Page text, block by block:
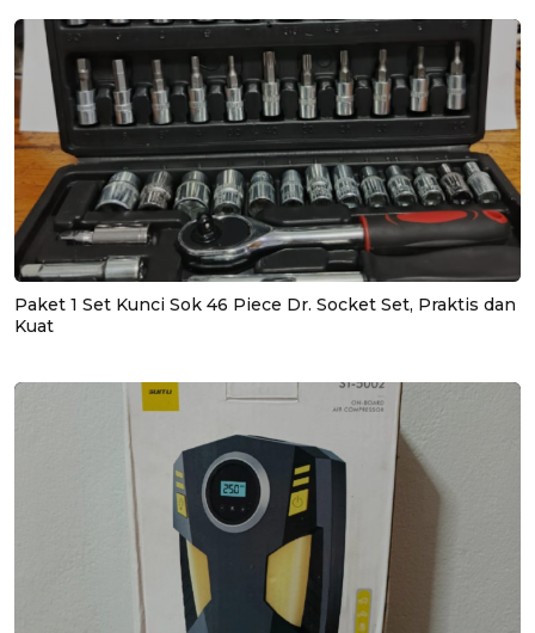
Paket 1 Set Kunci Sok 46 Piece Dr. Socket Set, Praktis dan
Kuat